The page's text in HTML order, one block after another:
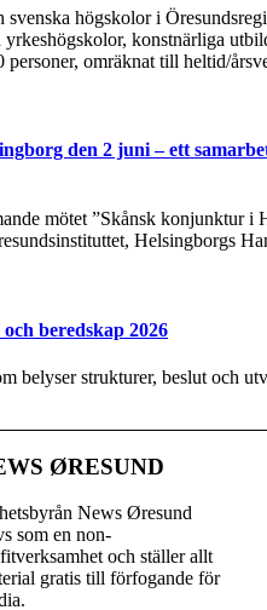
högskolor i
konstnärliga
omräknat till heltid/
den 2 juni – ett
mötet ”Skånsk konjunktur
Helsingborgs
beredskap 2026
belyser strukturer, beslut och
ØRESUND
News Øresund
som en non-
och ställer allt
gratis till förfogande för